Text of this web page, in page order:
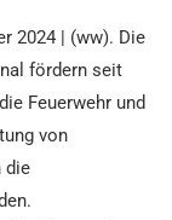
2024 | (ww). Die
fördern seit
Feuerwehr und
von
die